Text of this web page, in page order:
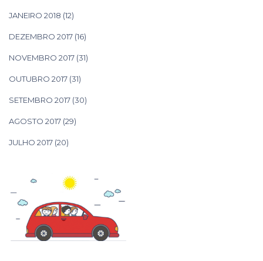
JANEIRO 2018 (12)
DEZEMBRO 2017 (16)
NOVEMBRO 2017 (31)
OUTUBRO 2017 (31)
SETEMBRO 2017 (30)
AGOSTO 2017 (29)
JULHO 2017 (20)